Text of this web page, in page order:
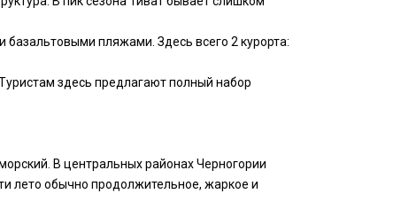
пляжами. Здесь всего 2 курорта:
здесь предлагают полный набор
В центральных районах Черногории
лето обычно продолжительное, жаркое и